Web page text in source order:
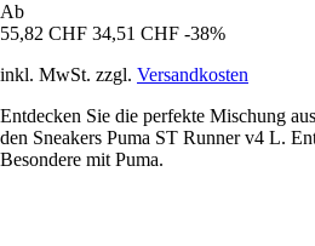
Ab
55,82 CHF 34,51 CHF -38%
inkl. MwSt. zzgl. Versandkosten
Entdecken Sie die perfekte Mischung
den Sneakers Puma ST Runner v4 L.
Besondere mit Puma.